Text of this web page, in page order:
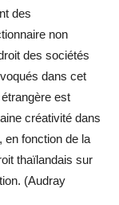
des
non
des sociétés
dans cet
est
créativité dans
en fonction de la
thaïlandais sur
(Audray